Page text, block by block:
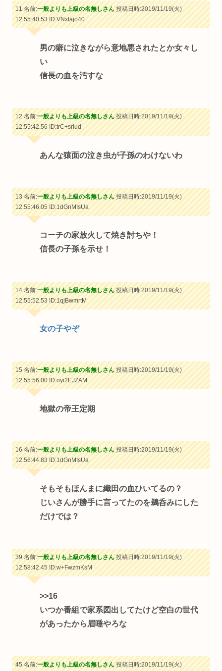
11 名前:一般よりも上級の名無しさん投稿日時:2019/11/19(火)
12:55:40.53ID:VNxtajo40
男の癖に泣きながら意地悪されたとか女々し
い
信長の血を汚すな
12 名前:一般よりも上級の名無しさん投稿日時:2019/11/19(火)
12:55:42.56ID:trC+srIud
あんな猿面の泣き虫が子孫のわけないわ
13 名前:一般よりも上級の名無しさん投稿日時:2019/11/19(火)
12:55:46.05ID:1dGnMIsUa
コーチの家放火して焼き討ちや！
信長の子孫を示せ！
14 名前:一般よりも上級の名無しさん投稿日時:2019/11/19(火)
12:55:52.53ID:1qjBwmrtM
女の子やぞ
15 名前:一般よりも上級の名無しさん投稿日時:2019/11/19(火)
12:55:56.00ID:oyi2EJZAM
地獄の帝王定期
16 名前:一般よりも上級の名無しさん投稿日時:2019/11/19(火)
12:56:44.83ID:1dGnMIsUa
そもそもほんまに織田の血ひいてるの？
じいさんが勝手に言ってたのを鵜呑みにした
だけでは？
39 名前:一般よりも上級の名無しさん投稿日時:2019/11/19(火)
12:58:42.45ID:w+FwzmKsM
>>16
いつか番組で家系図出してたけど空白の世代
があったから眉唾やろな
45 名前:一般よりも上級の名無しさん投稿日時:2019/11/19(火)